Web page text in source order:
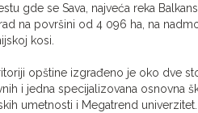
gde se Sava, najveća reka
na površini od 4 096 ha, na
kosi.
opštine izgrađeno je oko dve
i jedna specijalizovana osnovna
umetnosti i Megatrend